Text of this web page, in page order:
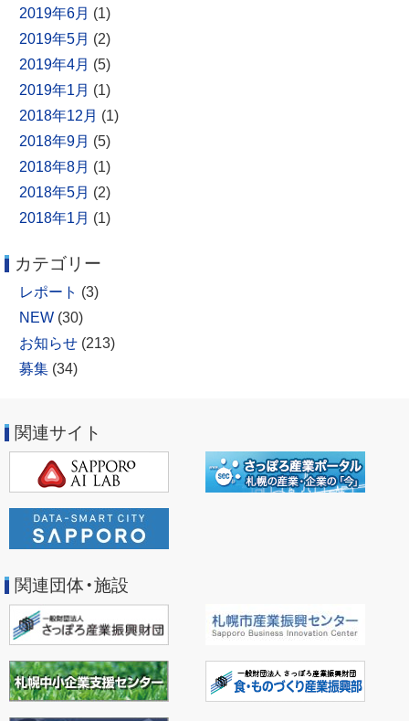
2019年6月 (1)
2019年5月 (2)
2019年4月 (5)
2019年1月 (1)
2018年12月 (1)
2018年9月 (5)
2018年8月 (1)
2018年5月 (2)
2018年1月 (1)
カテゴリー
レポート (3)
NEW (30)
お知らせ (213)
募集 (34)
関連サイト
関連団体・施設